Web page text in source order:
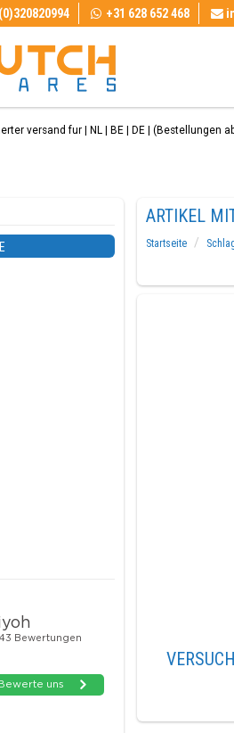
+31 628 652 468
versand fur | NL | BE | DE | (Bestellungen
ARTIKEL
Startseite